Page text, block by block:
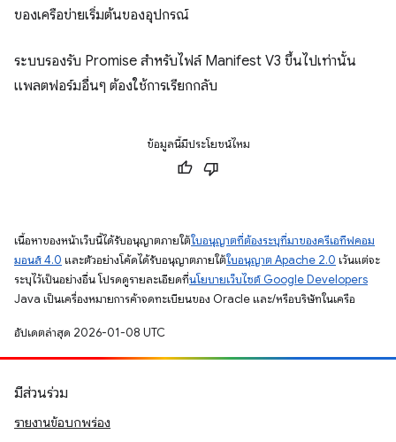
ของเครือข่ายเริ่มต้นของอุปกรณ์
ระบบรองรับ Promise สำหรับไฟล์ Manifest V3 ขึ้นไปเท่านั้น
แพลตฟอร์มอื่นๆ ต้องใช้การเรียกกลับ
ข้อมูลนี้มีประโยชน์ไหม
เนื้อหาของหน้าเว็บนี้ได้รับอนุญาตภายใต้ใบอนุญาตที่ต้องระบุที่มาของครีเอทีฟคอม
มอนส์ 4.0 และตัวอย่างโค้ดได้รับอนุญาตภายใต้ใบอนุญาต Apache 2.0 เว้นแต่จะ
ระบุไว้เป็นอย่างอื่น โปรดดูรายละเอียดที่นโยบายเว็บไซต์ Google Developers
Java เป็นเครื่องหมายการค้าจดทะเบียนของ Oracle และ/หรือบริษัทในเครือ
อัปเดตล่าสุด 2026-01-08 UTC
มีส่วนร่วม
รายงานข้อบกพร่อง